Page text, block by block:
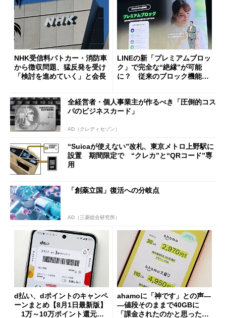
NHK受信料パトカー・消防車
から徴収問題、猛反発を受け
「検討を進めていく」と会長
LINEの新「プレミアムブロッ
ク」で完全な“絶縁”が可能
に？ 従来のブロック機能と
全経営者・個人事業主が作るべき「圧倒的コス
パのビジネスカード」
AD（クレディセゾン）
“Suicaが使えない”改札、東京メトロ上野駅に
設置 期間限定で “クレカ”と“QRコード”専
用
「創薬立国」復活への分岐点
AD（三菱総合研究所）
d払い、dポイントのキャンペ
ーンまとめ【8月1日最新版】
1万～10万ポイント還元の
ahamoに「神です」との声―
―値段そのままで40GBに
「課金されたのかと思った」